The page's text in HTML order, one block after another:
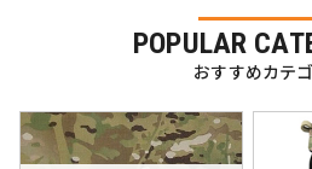
POPULAR
おすすめカテ